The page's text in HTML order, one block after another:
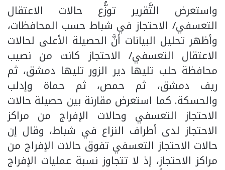
واستعرض التَّقرير توزُّع حالات الاعتقال
التعسفي/ الاحتجاز في شباط حسب المحافظات،
وأظهر تحليل البيانات أنَّ الحصيلة الأعلى لحالات
الاعتقال التعسفي/ الاحتجاز كانت من نصيب
محافظة حلب تليها دير الزور تليها دمشق، ثم
ريف دمشق، ثم حمص، ثم حماة وإدلب
والحسكة. كما استعرض مقارنة بين حصيلة حالات
الاحتجاز التعسفي وحالات الإفراج من مراكز
الاحتجاز لدى أطراف النزاع في شباط، وقال إن
حالات الاحتجاز التعسفي تفوق حالات الإفراج من
مراكز الاحتجاز، إذ لا تتجاوز نسبة عمليات الإفراج